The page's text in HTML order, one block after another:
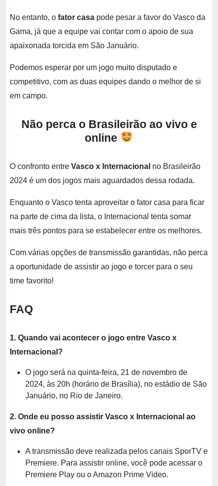
No entanto, o fator casa pode pesar a favor do Vasco da
Gama, já que a equipe vai contar com o apoio de sua
apaixonada torcida em São Januário.
Podemos esperar por um jogo muito disputado e
competitivo, com as duas equipes dando o melhor de si
em campo.
Não perca o Brasileirão ao vivo e
online
O confronto entre Vasco x Internacional no Brasileirão
2024 é um dos jogos mais aguardados dessa rodada.
Enquanto o Vasco tenta aproveitar o fator casa para ficar
na parte de cima da lista, o Internacional tenta somar
mais três pontos para se estabelecer entre os melhores.
Com várias opções de transmissão garantidas, não perca
a oportunidade de assistir ao jogo e torcer para o seu
time favorito!
FAQ
1. Quando vai acontecer o jogo entre Vasco x
Internacional?
O jogo será na quinta-feira, 21 de novembro de
2024, às 20h (horário de Brasília), no estádio de São
Januário, no Rio de Janeiro.
2. Onde eu posso assistir Vasco x Internacional ao
vivo online?
A transmissão deve realizada pelos canais SporTV e
Premiere. Para assistir online, você pode acessar o
Premiere Play ou o Amazon Prime Video.